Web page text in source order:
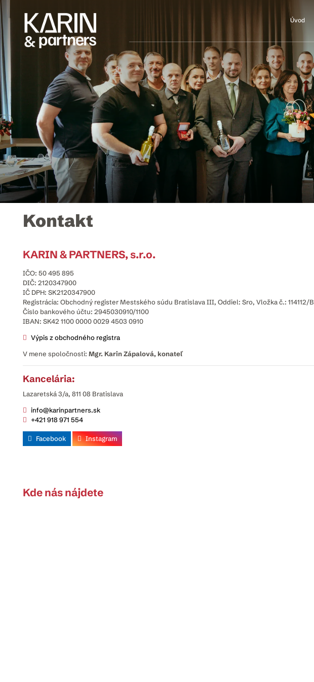
Úvod
Kontakt
KARIN & PARTNERS, s.r.o.
IČO: 50 495 895
DIČ: 2120347900
IČ DPH: SK2120347900
Registrácia: Obchodný register Mestského súdu Bratislava III, Oddiel: Sro, Vložka č.: 114112/B
Číslo bankového účtu: 2945030910/1100
IBAN: SK42 1100 0000 0029 4503 0910
Výpis z obchodného registra
V mene spoločnosti: Mgr. Karin Zápalová, konateľ
Kancelária:
Lazaretská 3/a, 811 08 Bratislava
info@karinpartners.sk
+421 918 971 554
Facebook Instagram
Kde nás nájdete